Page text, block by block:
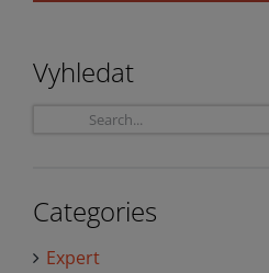
Vyhledat
Categories
Expert